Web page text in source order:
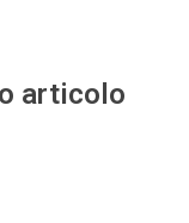
articolo